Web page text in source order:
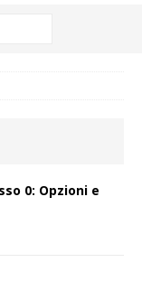
0: Opzioni e